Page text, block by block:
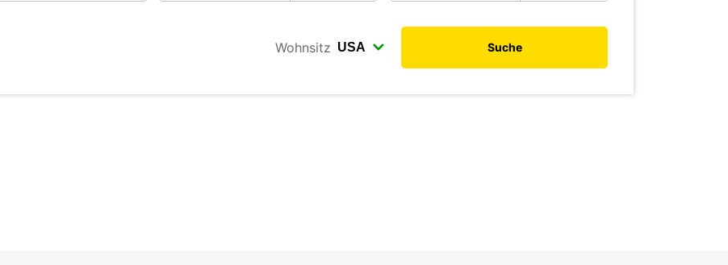
Wohnsitz Suche